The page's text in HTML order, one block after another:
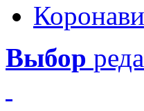
Выбор